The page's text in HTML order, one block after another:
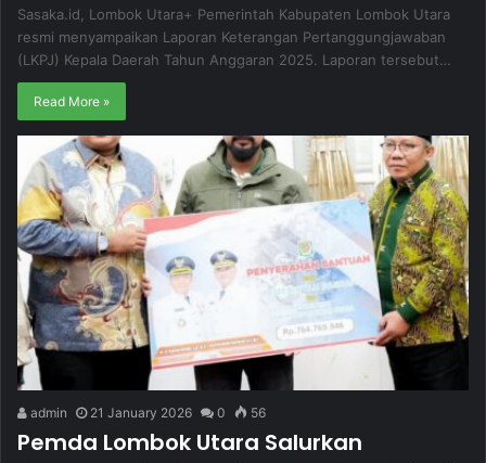
Sasaka.id, Lombok Utara+ Pemerintah Kabupaten Lombok Utara
resmi menyampaikan Laporan Keterangan Pertanggungjawaban
(LKPJ) Kepala Daerah Tahun Anggaran 2025. Laporan tersebut…
Read More »
admin 21 January 2026 0 56
Pemda Lombok Utara Salurkan